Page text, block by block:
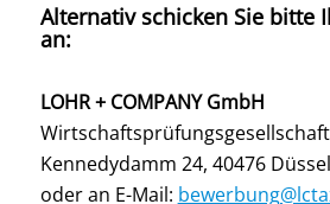
Alternativ schicken Sie bitte
an:
LOHR + COMPANY GmbH
Wirtschaftsprüfungsgesellschaft
Kennedydamm 24, 40476
oder an E-Mail: